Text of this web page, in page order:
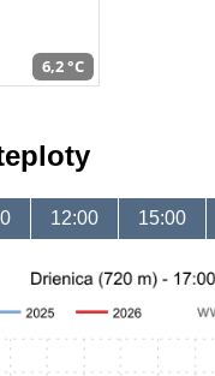
6,2 °C
12:00 15:00